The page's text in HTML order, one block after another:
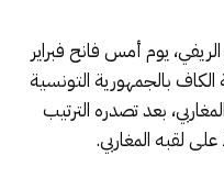
يوم أمس فانح فبراير
الكاف بالجمهورية التونسية
المغاربي، بعد تصدره الترتيب
لقبه المغاربي.